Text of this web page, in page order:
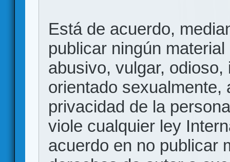
Está de acuerdo,
publicar ningún
abusivo, vulgar,
orientado sexualmente,
privacidad de la
viole cualquier ley
acuerdo en no publicar